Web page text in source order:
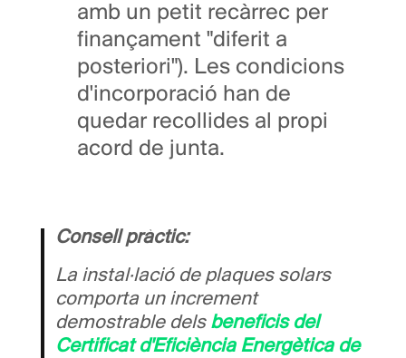
amb un petit recàrrec per
finançament "diferit a
posteriori"). Les condicions
d'incorporació han de
quedar recollides al propi
acord de junta.
Consell pràctic:
La instal·lació de plaques solars
comporta un increment
demostrable dels beneficis del
Certificat d'Eficiència Energètica de